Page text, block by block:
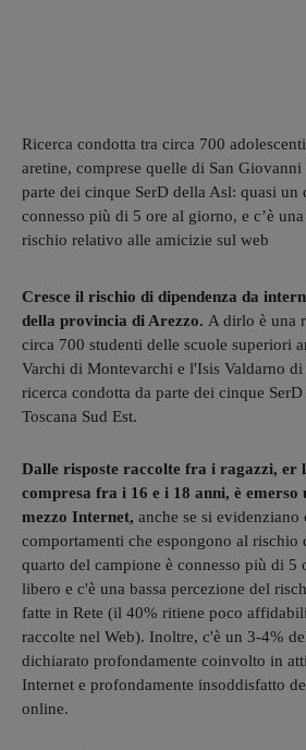
Ricerca condotta tra circa 700
aretine, comprese quelle di San
parte dei cinque SerD della Asl: quasi un
connesso più di 5 ore al giorno, e c’è
rischio relativo alle amicizie sul web
Cresce il rischio di dipendenza da
della provincia di Arezzo. A dirlo è una
circa 700 studenti delle scuole superiori
Varchi di Montevarchi e l'Isis Valdarno
ricerca condotta da parte dei cinque
Toscana Sud Est.
Dalle risposte raccolte fra i ragazzi, er
compresa fra i 16 e i 18 anni, è emerso
mezzo Internet, anche se si evidenziano
comportamenti che espongono al rischio
quarto del campione è connesso più di 5
libero e c'è una bassa percezione del
fatte in Rete (il 40% ritiene poco
raccolte nel Web). Inoltre, c'è un 3-4%
dichiarato profondamente coinvolto in
Internet e profondamente insoddisfatto
online.